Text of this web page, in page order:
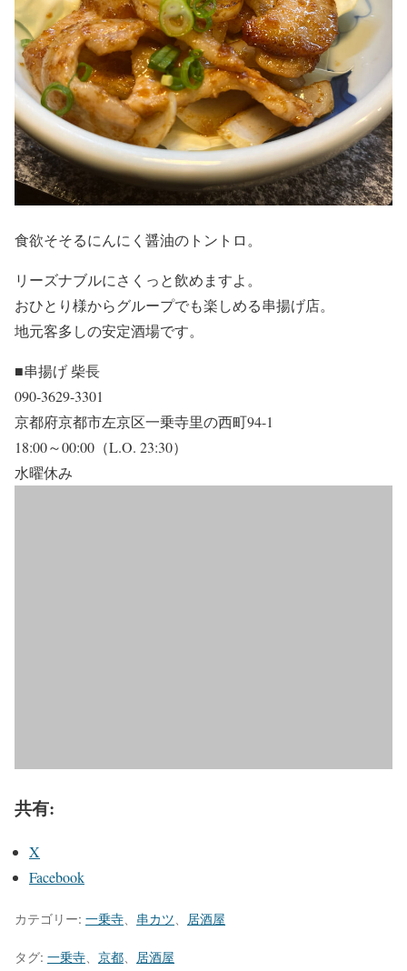
食欲そそるにんにく醤油のトントロ。
リーズナブルにさくっと飲めますよ。
おひとり様からグループでも楽しめる串揚げ店。
地元客多しの安定酒場です。
■串揚げ 柴長
090-3629-3301
京都府京都市左京区一乗寺里の西町94-1
18:00～00:00（L.O. 23:30）
水曜休み
共有:
X
Facebook
カテゴリー: 一乗寺 串カツ 居酒屋
タグ: 一乗寺 京都 居酒屋